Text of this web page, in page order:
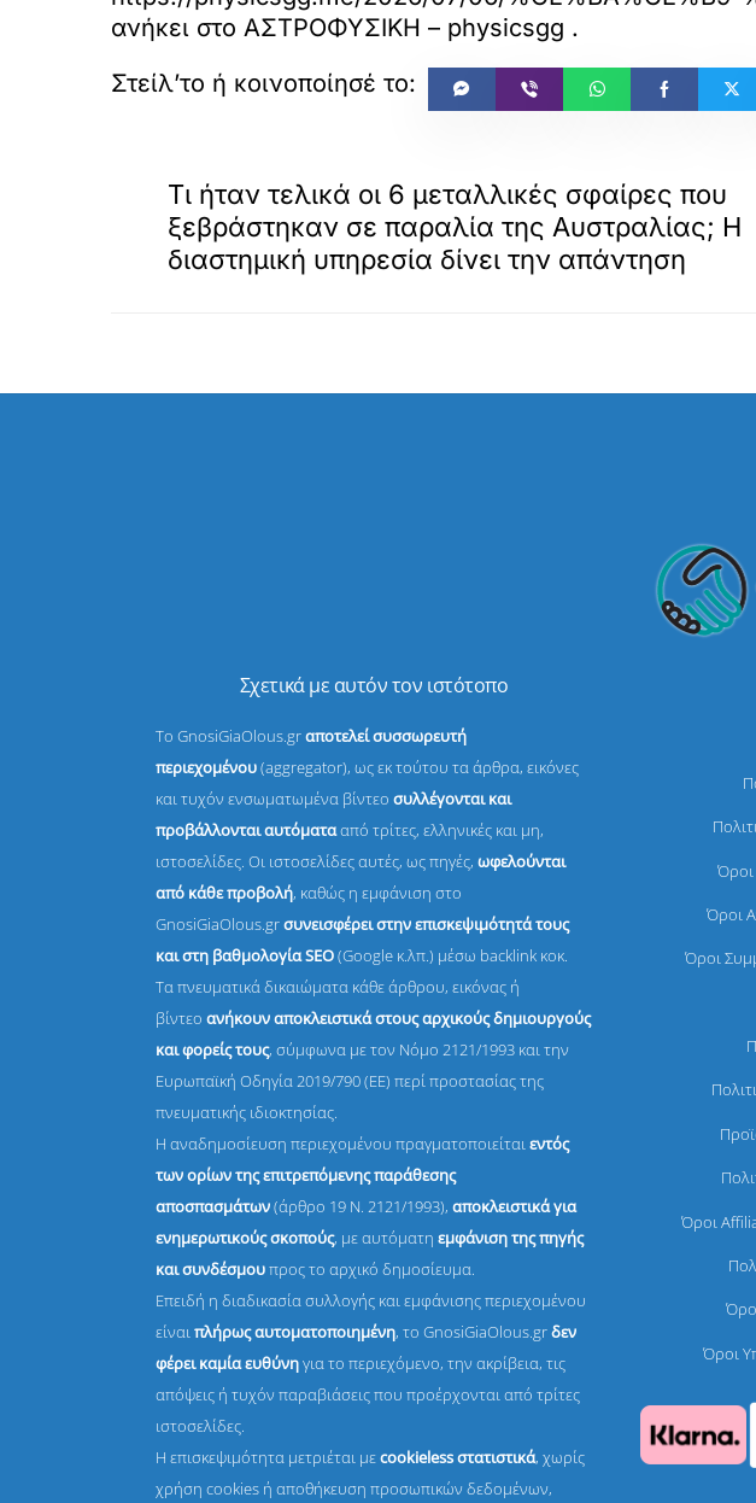
ανήκει στο ΑΣΤΡΟΦΥΣΙΚΗ – physicsgg .
Τι ήταν τελικά οι 6 μεταλλικές σφαίρες που
ξεβράστηκαν σε παραλία της Αυστραλίας; Η
διαστημική υπηρεσία δίνει την απάντηση
Σχετικά με αυτόν τον ιστότοπο
Το GnosiGiaOlous.grαποτελεί συσσωρευτή
περιεχομένου(aggregator), ως εκ τούτου τα άρθρα, εικόνες
και τυχόν ενσωματωμένα βίντεοσυλλέγονται και
προβάλλονται αυτόματααπό τρίτες, ελληνικές και μη,
ιστοσελίδες. Οι ιστοσελίδες αυτές, ως πηγές,ωφελούνται
από κάθε προβολή, καθώς η εμφάνιση στο
GnosiGiaOlous.grσυνεισφέρει στην επισκεψιμότητά τους
και στη βαθμολογία SEO(Google κ.λπ.) μέσω backlink κοκ.
Τα πνευματικά δικαιώματα κάθε άρθρου, εικόνας ή
βίντεοανήκουν αποκλειστικά στους αρχικούς δημιουργούς
και φορείς τους, σύμφωνα με τον Νόμο 2121/1993 και την
Ευρωπαϊκή Οδηγία 2019/790 (ΕΕ) περί προστασίας της
πνευματικής ιδιοκτησίας.
Η αναδημοσίευση περιεχομένου πραγματοποιείταιεντός
των ορίων της επιτρεπόμενης παράθεσης
αποσπασμάτων(άρθρο 19 Ν. 2121/1993), αποκλειστικά για
ενημερωτικούς σκοπούς, με αυτόματηεμφάνιση της πηγής
και συνδέσμουπρος το αρχικό δημοσίευμα.
Επειδή η διαδικασία συλλογής και εμφάνισης περιεχομένου
είναιπλήρως αυτοματοποιημένη, το GnosiGiaOlous.grδεν
φέρει καμία ευθύνηγια το περιεχόμενο, την ακρίβεια, τις
απόψεις ή τυχόν παραβιάσεις που προέρχονται από τρίτες
ιστοσελίδες.
Η επισκεψιμότητα μετριέται μεcookieless στατιστικά, χωρίς
χρήση cookies ή αποθήκευση προσωπικών δεδομένων,
Όροι
Όροι
Όροι
Όροι
Όροι